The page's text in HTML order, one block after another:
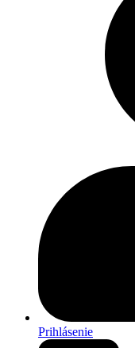
Prihlásenie